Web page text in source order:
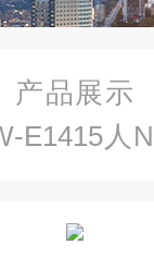
产品展示
E1415人